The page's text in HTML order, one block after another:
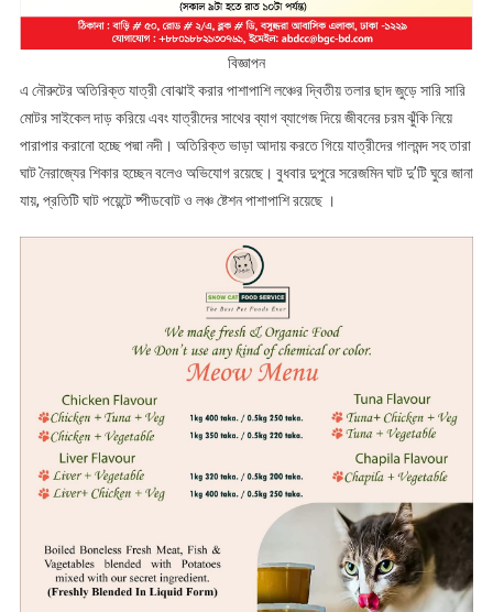
বিজ্ঞাপন
এ নৌরুটের অতিরিক্ত যাত্রী বোঝাই করার পাশাপাশি লঞ্চের দ্বিতীয় তলার ছাদ জুড়ে সারি সারি
মোটর সাইকেল দাড় করিয়ে এবং যাত্রীদের সাথের ব্যাগ ব্যাগেজ দিয়ে জীবনের চরম ঝুঁকি নিয়ে
পারাপার করানো হচ্ছে পদ্মা নদী। অতিরিক্ত ভাড়া আদায় করতে গিয়ে যাত্রীদের গালমন্দ সহ তারা
ঘাট নৈরাজ্যের শিকার হচ্ছেন বলেও অভিযোগ রয়েছে। বুধবার দুপুরে সরেজমিন ঘাট দু’টি ঘুরে জানা
যায়, প্রতিটি ঘাট পয়েন্টে ষ্পীডবোট ও লঞ্চ ষ্টেশন পাশাপাশি রয়েছে ।